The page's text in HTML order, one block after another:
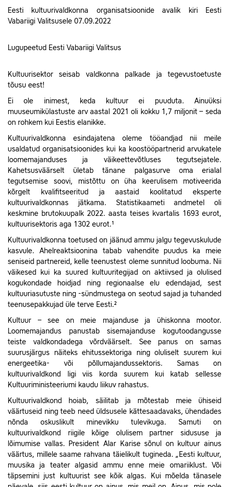
Eesti kultuurivaldkonna organisatsioonide avalik kiri Eesti
Vabariigi Valitsusele 07.09.2022
Lugupeetud Eesti Vabariigi Valitsus
Kultuurisektor seisab valdkonna palkade ja tegevustoetuste
tõusu eest!
Ei ole inimest, keda kultuur ei puuduta. Ainuüksi
muuseumikülastuste arv aastal 2021 oli kokku 1,7 miljonit – seda
on rohkem kui Eestis elanikke.
Kultuurivaldkonna esindajatena oleme tööandjad nii meile
usaldatud organisatsioonides kui ka koostööpartnerid arvukatele
loomemajanduses ja väikeettevõtluses tegutsejatele.
Kahetsusväärselt ületab tänane palgasurve oma erialal
tegutsemise soovi, mistõttu on üha keerulisem motiveerida
kõrgelt kvalifitseeritud ja aastaid koolitatud eksperte
kultuurivaldkonnas jätkama. Statistikaameti andmetel oli
keskmine brutokuupalk 2022. aasta teises kvartalis 1693 eurot,
kultuurisektoris aga 1302 eurot.¹
Kultuurivaldkonna toetused on jäänud ammu jalgu tegevuskulude
kasvule. Ahelreaktsioonina tabab vahendite puudus ka meie
seniseid partnereid, kelle teenustest oleme sunnitud loobuma. Nii
väikesed kui ka suured kultuuritegijad on aktiivsed ja olulised
kogukondade hoidjad ning regionaalse elu edendajad, sest
kultuuriasutuste ning -sündmustega on seotud sajad ja tuhanded
teenusepakkujad üle terve Eesti.²
Kultuur – see on meie majanduse ja ühiskonna mootor.
Loomemajandus panustab sisemajanduse kogutoodangusse
teiste valdkondadega võrdväärselt. See panus on samas
suurusjärgus näiteks ehitussektoriga ning oluliselt suurem kui
energeetika- või põllumajandussektoris. Samas on
kultuurivaldkond ligi viis korda suurem kui katab sellesse
Kultuuriministeeriumi kaudu liikuv rahastus.
Kultuurivaldkond hoiab, säilitab ja mõtestab meie ühiseid
väärtuseid ning teeb need üldsusele kättesaadavaks, ühendades
nõnda oskuslikult minevikku tulevikuga. Samuti on
kultuurivaldkond riigile kõige olulisem partner sidususe ja
lõimumise vallas. President Alar Karise sõnul on kultuur ainus
väärtus, millele saame rahvana täielikult tugineda. „Eesti kultuur,
muusika ja teater algasid ammu enne meie omariiklust. Või
täpsemini just kultuurist see kõik algas. Kui mõelda tänasele